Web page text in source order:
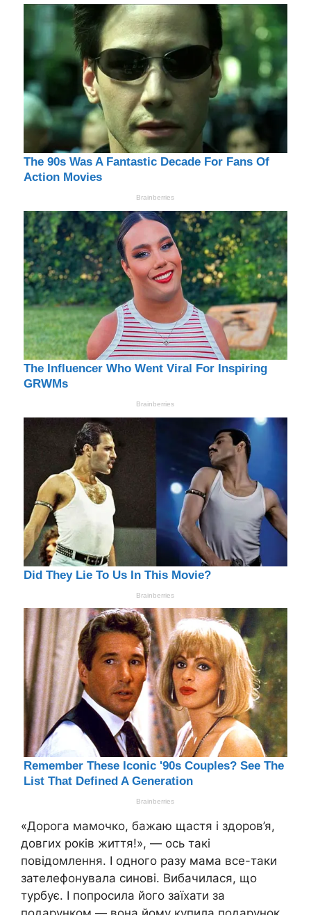
«Дорога мамочко, бажаю щастя і здоров’я,
довгих років життя!», — ось такі
повідомлення. І одного разу мама все-таки
зателефонувала синові. Вибачилася, що
турбує. І попросила його заїхати за